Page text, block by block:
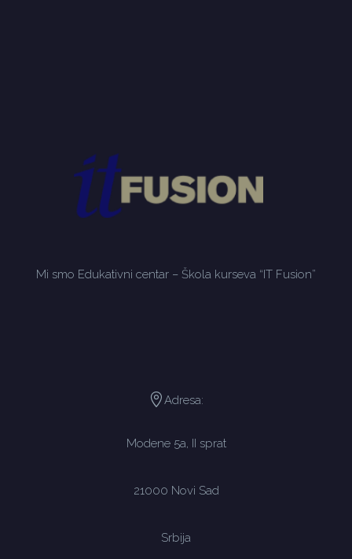
Mi smo Edukativni centar – Škola kurseva “IT Fusion”
Adresa:
Modene 5a, II sprat
21000 Novi Sad
Srbija